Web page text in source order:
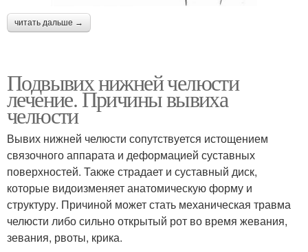
читать дальше →
Подвывих нижней челюсти
лечение. Причины вывиха
челюсти
Вывих нижней челюсти сопутствуется истощением
связочного аппарата и деформацией суставных
поверхностей. Также страдает и суставный диск,
которые видоизменяет анатомическую форму и
структуру. Причиной может стать механическая травма
челюсти либо сильно открытый рот во время жевания,
зевания, рвоты, крика.